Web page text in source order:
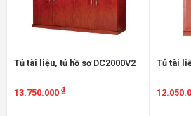
Tủ tài liệu, tủ hồ sơ DC2000V2
13.750.000 ₫
Tủ tài